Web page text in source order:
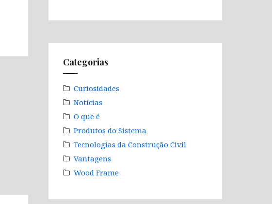
Categorias
Curiosidades
Notícias
O que é
Produtos do Sistema
Tecnologias da Construção Civil
Vantagens
Wood Frame